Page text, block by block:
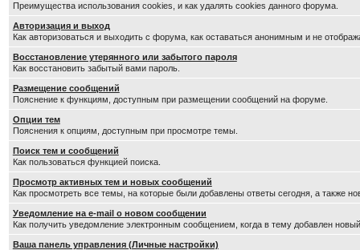
Преимущества использования cookies, и как удалять cookies данного форума.
Авторизация и выход
Как авторизоваться и выходить с форума, как оставаться анонимным и не
Восстановление утерянного или забытого пароля
Как восстановить забытый вами пароль.
Размещение сообщений
Пояснение к функциям, доступным при размещении сообщений на форуме.
Опции тем
Пояснения к опциям, доступным при просмотре темы.
Поиск тем и сообщений
Как пользоваться функцией поиска.
Просмотр активных тем и новых сообщений
Как просмотреть все темы, на которые были добавлены ответы сегодня, а также
Уведомление на е-mail о новом сообщении
Как получить уведомление электронным сообщением, когда в тему добавлен новый
Ваша панель управления (Личные настройки)